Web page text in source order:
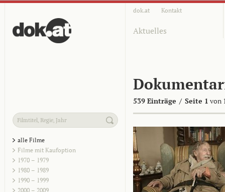
dok.at Kontakt
Aktuelles
539 Einträge / Seite 1 von
alle Filme
Filme mit Kaufoption
1970 – 1979
1980 – 1989
1990 – 1999
2000 – 2009